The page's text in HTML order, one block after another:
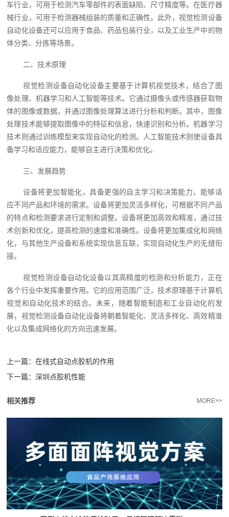
车行业，可用于检测汽车零部件的表面缺陷、尺寸精度等。在医疗器
械行业，可用于检测器械组装的质量和正确性。此外，视觉检测设备
自动化设备还可以应用于食品、药品包装行业，以及工业生产中的物
体分类、分拣等场景。
二、技术原理
视觉检测设备自动化设备主要基于计算机视觉技术，结合了图
像处理、机器学习和人工智能等技术。它通过摄像头或传感器获取物
体的图像或数据，并通过图像处理算法进行分析和判断。其中，图像
处理技术能够提取图像中的特征和信息，快速识别和分析。机器学习
技术则通过训练模型来实现自动化的检测。人工智能技术则使设备具
备学习和适应能力，能够自主进行决策和优化。
三、发展趋势
设备将更加智能化，具备更强的自主学习和决策能力，能够适
应不同产品和环境的需求。设备将更加灵活多样化，可根据不同产品
的特点和检测要求进行定制和调整。设备将更加高效和精准，通过技
术创新和优化，提高检测的速度和准确性。设备将更加集成化和网络
化，与其他生产设备和系统实现信息互联，实现自动化生产的无缝衔
接。
视觉检测设备自动化设备以其高精度的检测和分析能力，正在
各个行业中发挥重要作用。它的应用范围广泛，技术原理基于计算机
视觉和自动化技术的结合。未来，随着智能制造和工业自动化的发
展，视觉检测设备自动化设备将朝着智能化、灵活多样化、高效精准
化以及集成网络化的方向迅速发展。
上一篇：在线式自动点胶机的作用
下一篇：深圳点胶机性能
相关推荐 MORE>>